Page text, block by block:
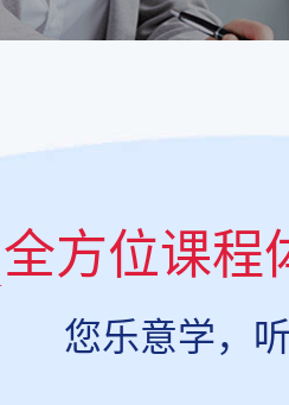
全方位课程
您乐意学，